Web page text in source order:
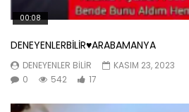
00:08
DENEYENLERBİLİR♥️ARABAMANYA
DENEYENLER BILIR
KASIM 23, 2023
0
542 17